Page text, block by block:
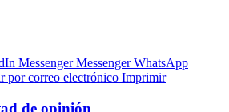
Messenger Messenger WhatsApp
por correo electrónico Imprimir
de opinión